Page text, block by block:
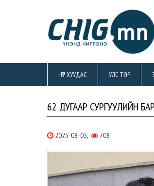
НҮҮР ХУУДАС УЛС ТӨР
62 ДУГААР СУРГУУЛИЙН
2023-08-03, 708